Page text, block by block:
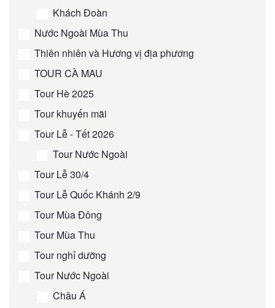
Khách Đoàn
Nước Ngoài Mùa Thu
Thiên nhiên và Hương vị địa phương
TOUR CÀ MAU
Tour Hè 2025
Tour khuyến mãi
Tour Lễ - Tết 2026
Tour Nước Ngoài
Tour Lễ 30/4
Tour Lễ Quốc Khánh 2/9
Tour Mùa Đông
Tour Mùa Thu
Tour nghỉ dưỡng
Tour Nước Ngoài
Châu Á